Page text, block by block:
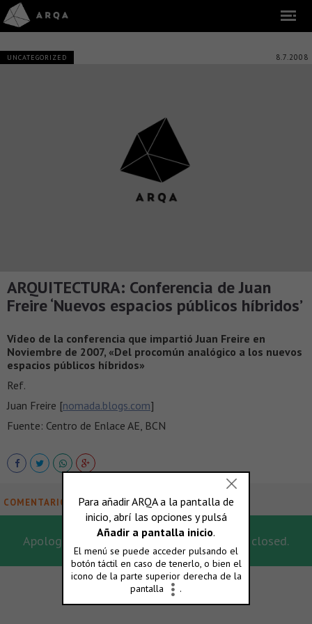
UNCATEGORIZED 8.7.2008
ARQUITECTURA: Conferencia de Juan
Freire ‘Nuevos espacios públicos híbridos’
Vídeo de la conferencia que impartió Juan Freire en
Noviembre de 2007, «Del procomún analógico a los nuevos
espacios públicos híbridos»
Ref.
Juan Freire [nomada.blogs.com]
Fuente: Centro de Enlace AE, BCN
COMENTARIOS
Apologies, for this post the comments are closed.